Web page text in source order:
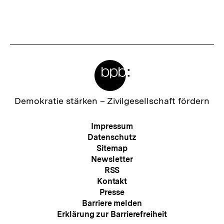
Zur
Demokratie stärken – Zivilgesellschaft fördern
Meta-
Navigation
Impressum
Datenschutz
Sitemap
Newsletter
RSS
Kontakt
Presse
Barriere melden
Erklärung zur Barrierefreiheit